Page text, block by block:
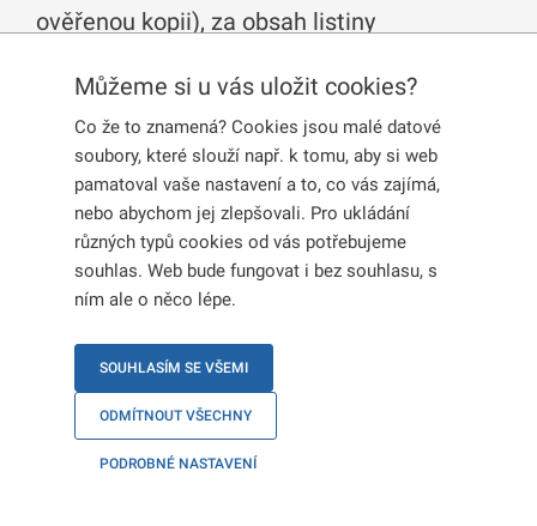
Můžeme si u vás uložit cookies?
Co že to znamená? Cookies jsou malé datové
soubory, které slouží např. k tomu, aby si web
pamatoval vaše nastavení a to, co vás zajímá,
nebo abychom jej zlepšovali. Pro ukládání
různých typů cookies od vás potřebujeme
souhlas. Web bude fungovat i bez souhlasu, s
ním ale o něco lépe.
SOUHLASÍM SE VŠEMI
ODMÍTNOUT VŠECHNY
PODROBNÉ NASTAVENÍ
ověřenou kopii), za obsah listiny
pravdivost údajů ani soulad s právními
předpisy.
Které instituce mohou listiny
vidimovat?
Úředně ověřenou kopii vám poskytnou:
Česká pošta
,
krajský úřad,
obecní úřad (případně úřady městských částí),